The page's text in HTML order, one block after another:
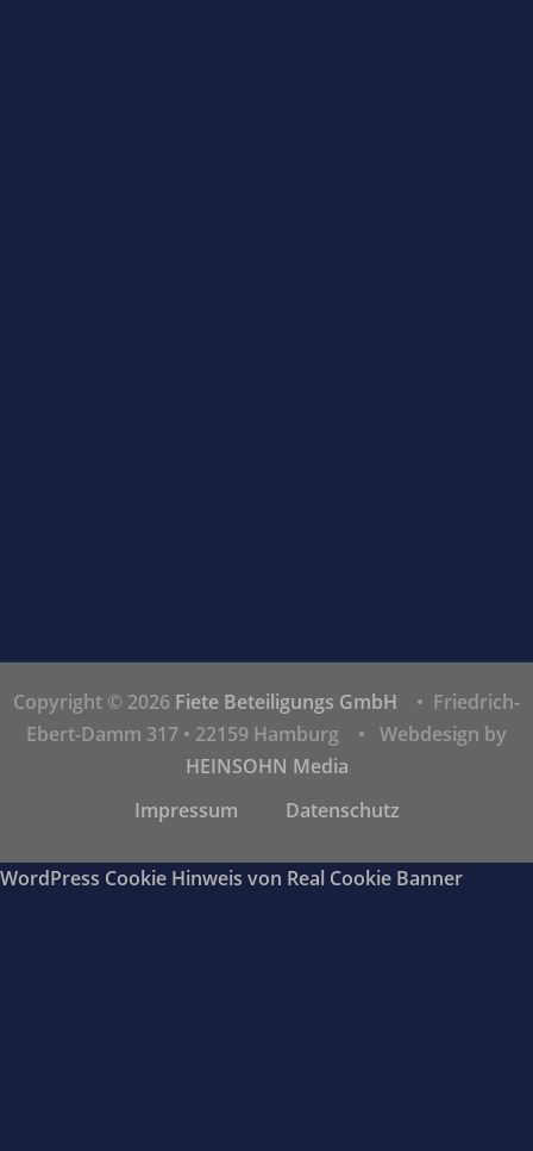
Copyright © 2026 Fiete Beteiligungs GmbH • Friedrich-
Ebert-Damm 317 • 22159 Hamburg • Webdesign by
HEINSOHN Media
Impressum
Datenschutz
WordPress Cookie Hinweis von Real Cookie Banner